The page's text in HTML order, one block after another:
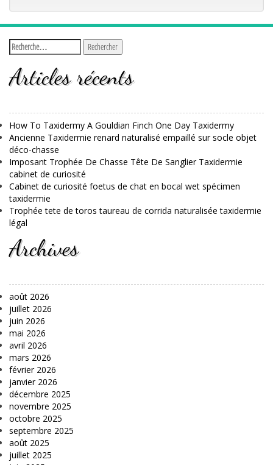
Articles récents
How To Taxidermy A Gouldian Finch One Day Taxidermy
Ancienne Taxidermie renard naturalisé empaillé sur socle objet
déco-chasse
Imposant Trophée De Chasse Tête De Sanglier Taxidermie
cabinet de curiosité
Cabinet de curiosité foetus de chat en bocal wet spécimen
taxidermie
Trophée tete de toros taureau de corrida naturalisée taxidermie
légal
Archives
août 2026
juillet 2026
juin 2026
mai 2026
avril 2026
mars 2026
février 2026
janvier 2026
décembre 2025
novembre 2025
octobre 2025
septembre 2025
août 2025
juillet 2025